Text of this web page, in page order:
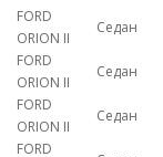
FORD
ORION II
Седан
FORD
ORION II
Седан
FORD
ORION II
Седан
FORD